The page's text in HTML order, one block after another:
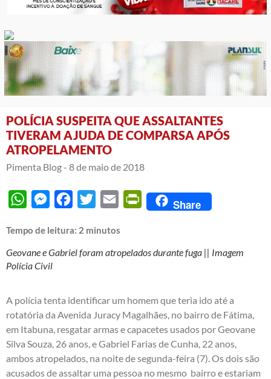
POLÍCIA SUSPEITA QUE ASSALTANTES
TIVERAM AJUDA DE COMPARSA APÓS
ATROPELAMENTO
Pimenta Blog - 8 de maio de 2018
WhatsAppMessengerFacebook
Twitter Email PrintFriendly
Share
Tempo de leitura: 2 minutos
Geovane e Gabriel foram atropelados durante fuga || Imagem
Polícia Civil
A polícia tenta identificar um homem que teria ido até a
rotatória da Avenida Juracy Magalhães, no bairro de Fátima,
em Itabuna, resgatar armas e capacetes usados por Geovane
Silva Souza, 26 anos, e Gabriel Farias de Cunha, 22 anos,
ambos atropelados, na noite de segunda-feira (7). Os dois são
acusados de assaltar uma pessoa no mesmo bairro e estariam